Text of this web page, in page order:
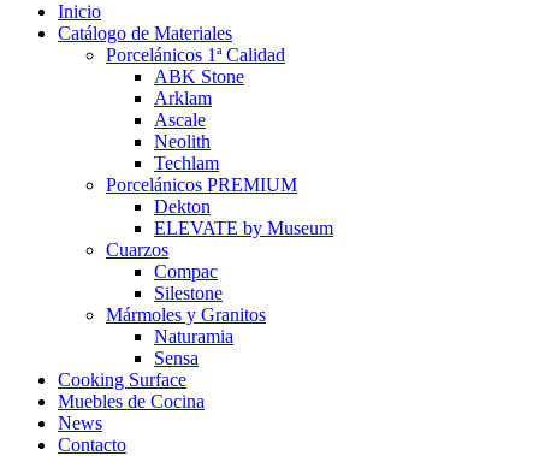
Inicio
Catálogo de Materiales
Porcelánicos 1ª Calidad
ABK Stone
Arklam
Ascale
Neolith
Techlam
Porcelánicos PREMIUM
Dekton
ELEVATE by Museum
Cuarzos
Compac
Silestone
Mármoles y Granitos
Naturamia
Sensa
Cooking Surface
Muebles de Cocina
News
Contacto